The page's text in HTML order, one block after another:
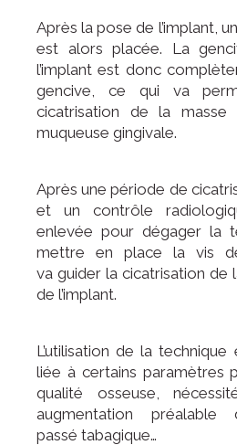
Après la pose de l’implant,
est alors placée. La
l’implant est donc
gencive, ce qui va
cicatrisation de la
muqueuse gingivale.
Après une période de
et un contrôle
enlevée pour dégager la
mettre en place la vis
va guider la cicatrisation de
de l’implant.
L’utilisation de la
liée à certains paramètres
qualité osseuse,
augmentation préalable
passé tabagique…